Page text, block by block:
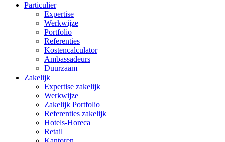
Particulier
Expertise
Werkwijze
Portfolio
Referenties
Kostencalculator
Ambassadeurs
Duurzaam
Zakelijk
Expertise zakelijk
Werkwijze
Zakelijk Portfolio
Referenties zakelijk
Hotels-Horeca
Retail